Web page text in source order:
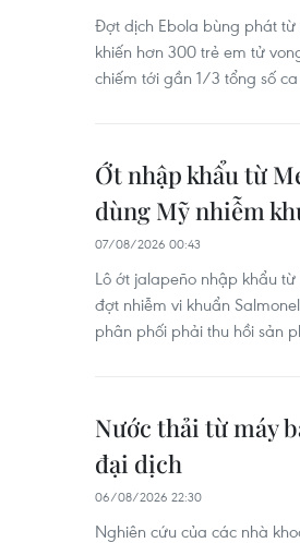
Đợt dịch Ebola bùng phát
khiến hơn 300 trẻ em tử
chiếm tới gần 1/3 tổng số
Ớt nhập khẩu từ
dùng Mỹ nhiễm
07/08/2026 00:43
Lô ớt jalapeño nhập khẩu
đợt nhiễm vi khuẩn
phân phối phải thu hồi sản
Nước thải từ máy
đại dịch
06/08/2026 22:30
Nghiên cứu của các nhà